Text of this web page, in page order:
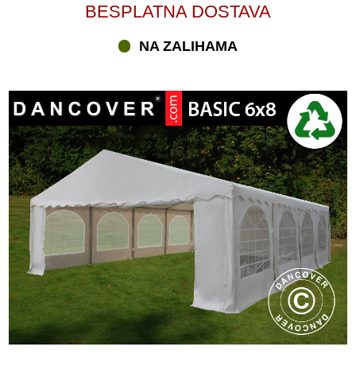
BESPLATNA DOSTAVA
NA ZALIHAMA